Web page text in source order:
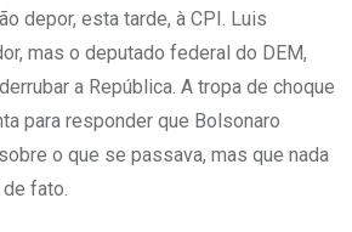
depor, esta tarde, à CPI. Luis
mas o deputado federal do DEM,
a República. A tropa de choque
para responder que Bolsonaro
o que se passava, mas que nada
fato.